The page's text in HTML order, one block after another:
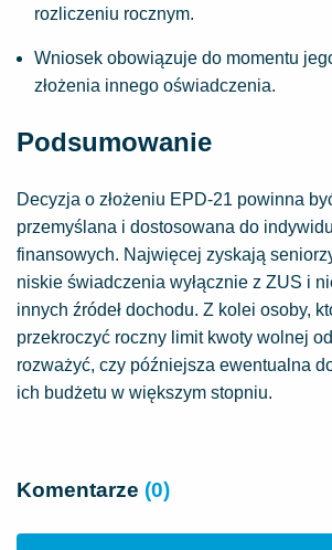
rozliczeniu rocznym.
Wniosek obowiązuje do momentu
złożenia innego oświadczenia.
Podsumowanie
Decyzja o złożeniu EPD-21 powinna
przemyślana i dostosowana do
finansowych. Najwięcej zyskają
niskie świadczenia wyłącznie z ZUS i
innych źródeł dochodu. Z kolei osoby,
przekroczyć roczny limit kwoty wolnej
rozważyć, czy późniejsza ewentualna
ich budżetu w większym stopniu.
Komentarze (0)